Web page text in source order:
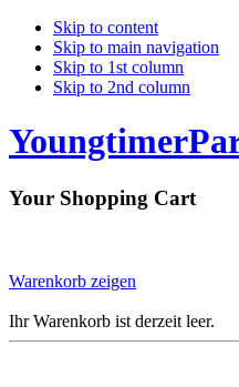
Skip to content
Skip to main navigation
Skip to 1st column
Skip to 2nd column
Your Shopping Cart
Warenkorb zeigen
Ihr Warenkorb ist derzeit leer.